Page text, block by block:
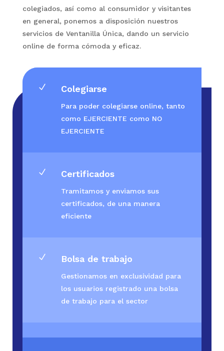
colegiados, así como al consumidor y visitantes
en general, ponemos a disposición nuestros
servicios de Ventanilla Única, dando un servicio
online de forma cómoda y eficaz.
N Colegiarse
Para poder colegiarse online, tanto
como EJERCIENTE como NO
EJERCIENTE
N Certificados
Tramitamos y enviamos sus
certificados, de una manera
eficiente
N Bolsa de trabajo
Gestionamos en exclusividad para
los usuarios registrado una bolsa
de trabajo para el sector